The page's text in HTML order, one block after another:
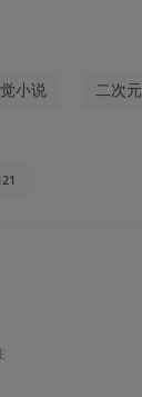
小说 二次元